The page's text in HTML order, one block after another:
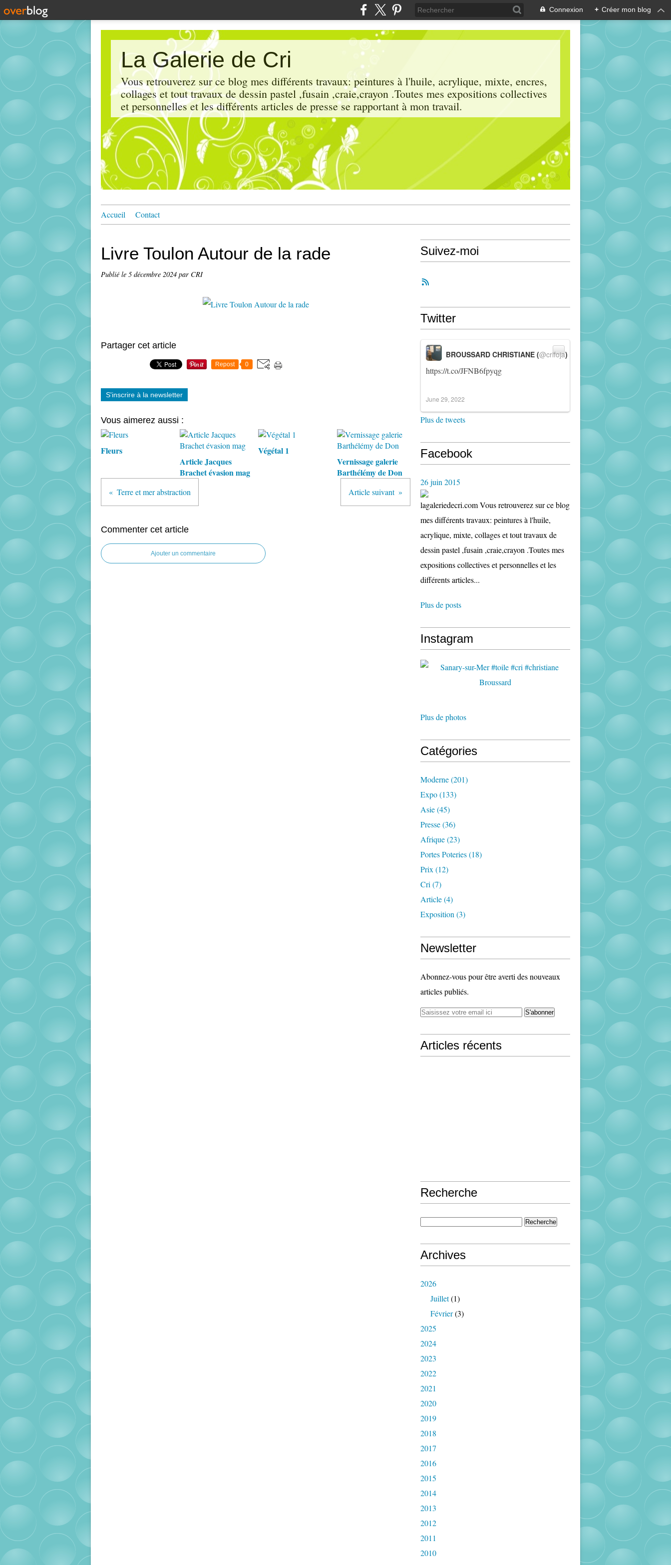
Connexion + Créer mon blog
La Galerie de Cri
Vous retrouverez sur ce blog mes différents travaux: peintures à l'huile, acrylique, mixte, encres,
collages et tout travaux de dessin pastel ,fusain ,craie,crayon .Toutes mes expositions collectives
et personnelles et les différents articles de presse se rapportant à mon travail.
Accueil Contact
Livre Toulon Autour de la rade
Publié le 5 décembre 2024 par CRI
Partager cet article
Repost 0
S'inscrire à la newsletter
Vous aimerez aussi :
Fleurs
Article Jacques
Brachet évasion mag
Végétal 1
Vernissage galerie
Barthélémy de Don
Terre et mer abstraction Article suivant
Commenter cet article
Ajouter un commentaire
Suivez-moi
Twitter
https://t.co/JFNB6fpyqg
BROUSSARD CHRISTIANE (@crifoja)
June 29, 2022
Plus de tweets
Facebook
26 juin 2015
lagaleriedecri.com Vous retrouverez sur ce blog
mes différents travaux: peintures à l'huile,
acrylique, mixte, collages et tout travaux de
dessin pastel ,fusain ,craie,crayon .Toutes mes
expositions collectives et personnelles et les
différents articles...
Plus de posts
Instagram
Plus de photos
Catégories
Moderne(201)
Expo(133)
Asie(45)
Presse(36)
Afrique(23)
Portes Poteries(18)
Prix (12)
Cri (7)
Article(4)
Exposition (3)
Newsletter
Abonnez-vous pour être averti des nouveaux
articles publiés.
Articles récents
Recherche
Archives
2026
Juillet(1)
Février(3)
2025
2024
2023
2022
2021
2020
2019
2018
2017
2016
2015
2014
2013
2012
2011
2010